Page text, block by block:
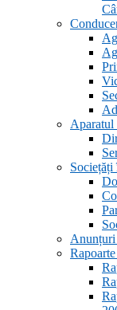
Aparatul
Anunțuri